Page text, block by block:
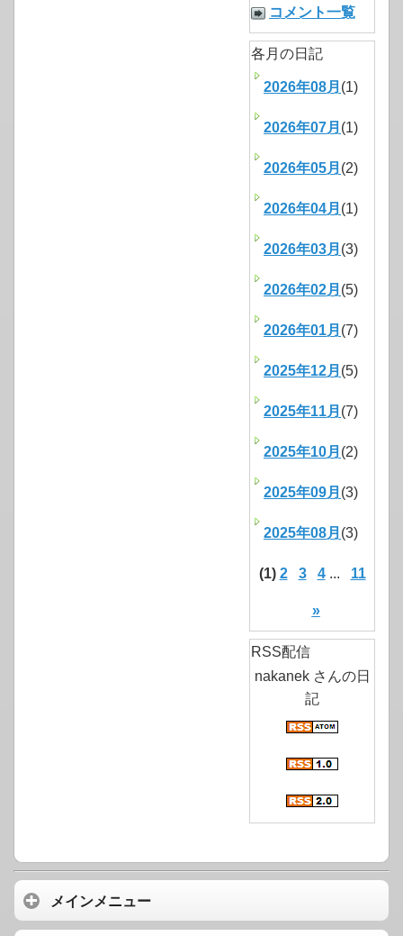
コメント一覧
各月の日記
2026年08月 (1)
2026年07月 (1)
2026年05月 (2)
2026年04月 (1)
2026年03月 (3)
2026年02月 (5)
2026年01月 (7)
2025年12月 (5)
2025年11月 (7)
2025年10月 (2)
2025年09月 (3)
2025年08月 (3)
(1) 2 3 4... 11
»
RSS配信
nakanek さんの日
記
メインメニュー